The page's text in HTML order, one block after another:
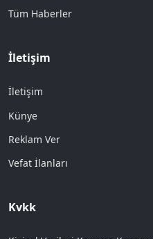
Tüm Haberler
İletişim
İletişim
Künye
Reklam Ver
Vefat İlanları
Kvkk